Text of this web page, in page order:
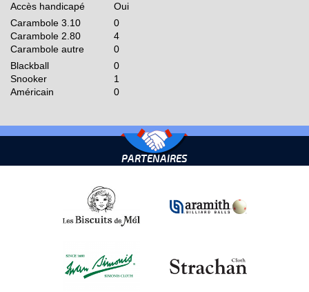
Accès handicapé
Oui
Carambole 3.10
0
Carambole 2.80
4
Carambole autre
0
Blackball
0
Snooker
1
Américain
0
PARTENAIRES